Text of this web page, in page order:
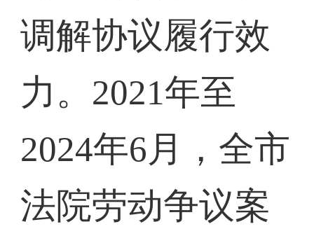
调解协议履行效
力。2021年至
2024年6月，全市
法院劳动争议案